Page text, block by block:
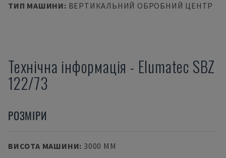
ТИП МАШИНИ: ВЕРТИКАЛЬНИЙ ОБРОБНИЙ ЦЕНТР
Технічна інформація - Elumatec SBZ
122/73
РОЗМІРИ
ВИСОТА МАШИНИ: 3000 MM